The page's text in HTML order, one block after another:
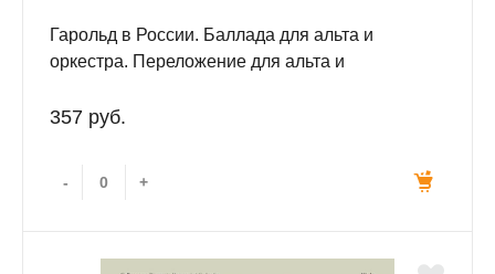
Гарольд в России. Баллада для альта и
оркестра. Переложение для альта и
357 руб.
- +